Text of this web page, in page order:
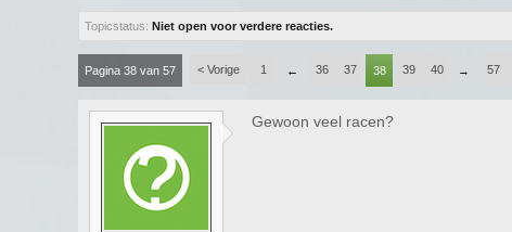
Topicstatus: Niet open voor verdere reacties.
Pagina 38 van 57 < Vorige 1 ← 36 37 38 39 40 → 57
Gewoon veel racen?